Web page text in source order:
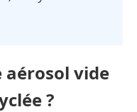
aérosol vide
?